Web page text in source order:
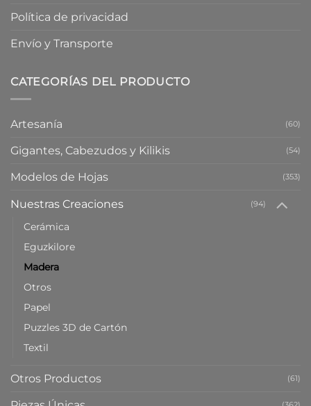
Política de privacidad
Envío y Transporte
CATEGORÍAS DEL PRODUCTO
Artesanía (60)
Gigantes, Cabezudos y Kilikis (54)
Modelos de Hojas (353)
Nuestras Creaciones (94)
Cerámica
Eguzkilore
Madera
Otros
Papel
Puzzles 3D de Cartón
Textil
Otros Productos (61)